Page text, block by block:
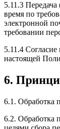
5.11.3
время по
электронной
требовании
5.11.4
настоящей
6.
6.1. Обработка
6.2. Обработка